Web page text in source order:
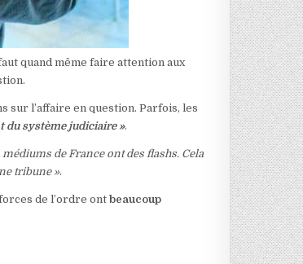
quand même faire attention aux
sur l’affaire en question. Parfois, les
du système judiciaire ».
de France ont des flashs. Cela
tribune ».
de l’ordre ont beaucoup